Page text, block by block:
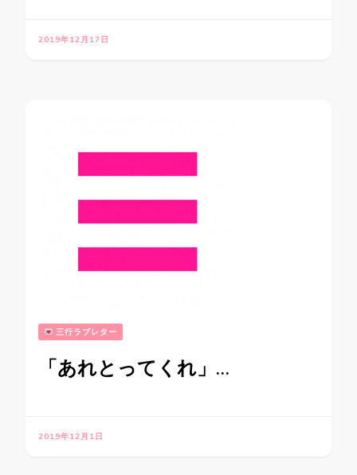
2019年12月17日
三行ラブレター
「あれとってくれ」…
2019年12月1日